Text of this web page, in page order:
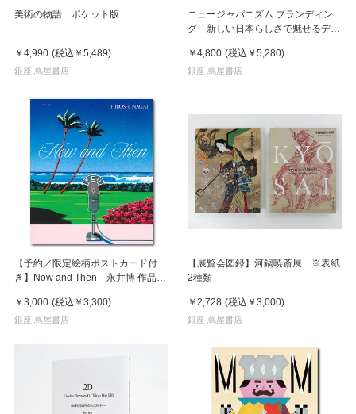
美術の物語 ポケット版
￥4,990 (税込 ￥5,489)
銀座 蔦屋書店
ニュージャパニズム ブランディン
グ 新しい日本らしさで魅せるデザ
￥4,800 (税込 ￥5,280)
銀座 蔦屋書店
【予約／限定絵柄ポストカード付
き】Now and Then 永井博 作品
￥3,000 (税込 ￥3,300)
銀座 蔦屋書店
【展覧会図録】河鍋暁斎展 ※表紙
2種類
￥2,728 (税込 ￥3,000)
銀座 蔦屋書店